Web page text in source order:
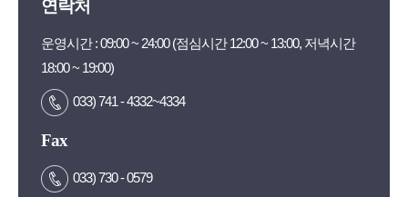
연락처
운영시간 : 09:00 ~ 24:00 (점심시간 12:00 ~ 13:00, 저녁시간
18:00 ~ 19:00)
033) 741 - 4332~4334
Fax
033) 730 - 0579